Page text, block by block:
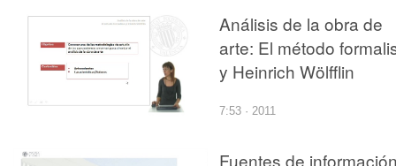
Análisis de la obra de
arte: El método
y Heinrich Wölfflin
7:53 · 2011
Fuentes de